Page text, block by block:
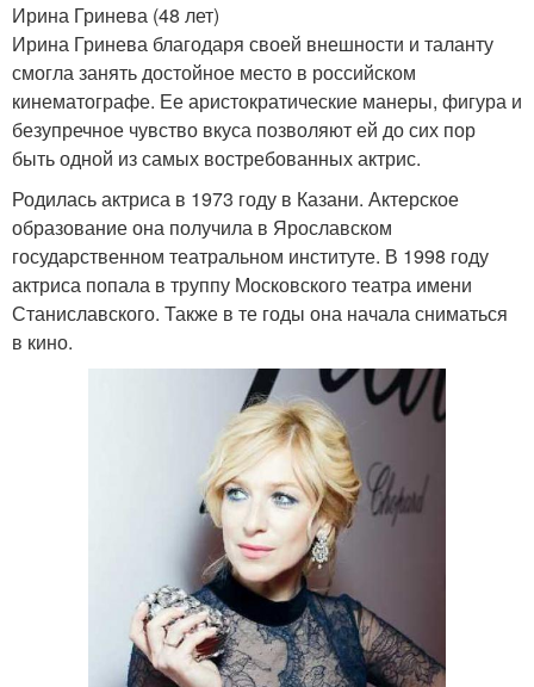
Ирина Гринева (48 лет)
Ирина Гринева благодаря своей внешности и таланту
смогла занять достойное место в российском
кинематографе. Ее аристократические манеры, фигура и
безупречное чувство вкуса позволяют ей до сих пор
быть одной из самых востребованных актрис.
Родилась актриса в 1973 году в Казани. Актерское
образование она получила в Ярославском
государственном театральном институте. В 1998 году
актриса попала в труппу Московского театра имени
Станиславского. Также в те годы она начала сниматься
в кино.